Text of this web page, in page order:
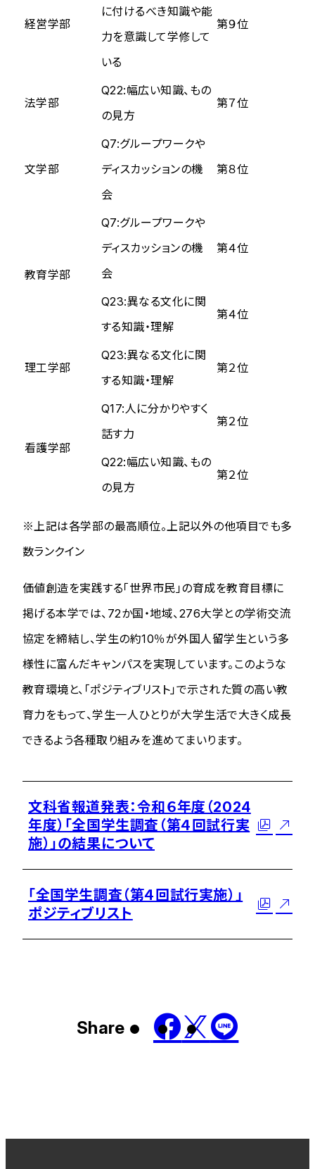
経営学部
に付けるべき知識や能
力を意識して学修して
いる
第９位
法学部
Q22:幅広い知識、もの
の見方
第７位
文学部
Q7:グループワークや
ディスカッションの機
会
第８位
教育学部
Q7:グループワークや
ディスカッションの機
会
第４位
Q23:異なる文化に関
する知識・理解
第４位
理工学部
Q23:異なる文化に関
する知識・理解
第２位
看護学部
Q17:人に分かりやすく
話す力
第２位
Q22:幅広い知識、もの
の見方
第２位
※上記は各学部の最高順位。上記以外の他項目でも多
数ランクイン
価値創造を実践する「世界市民」の育成を教育目標に
掲げる本学では、72か国・地域、276大学との学術交流
協定を締結し、学生の約10％が外国人留学生という多
様性に富んだキャンパスを実現しています。このような
教育環境と、「ポジティブリスト」で示された質の高い教
育力をもって、学生一人ひとりが大学生活で大きく成長
できるよう各種取り組みを進めてまいります。
文科省報道発表：令和６年度（2024
年度）「全国学生調査（第４回試行実
施）」の結果について
「全国学生調査（第４回試行実施）」
ポジティブリスト
Share